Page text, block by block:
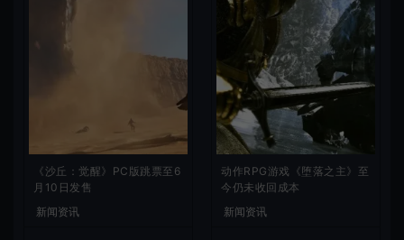
《沙丘：觉醒》PC版跳票至6
月10日发售
新闻资讯
动作RPG游戏《堕落之主》至
今仍未收回成本
新闻资讯